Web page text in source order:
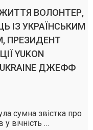
ЖИТТЯ ВОЛОНТЕР,
ІЗ УКРАЇНСЬКИМ
ПРЕЗИДЕНТ
YUKON
UKRAINE ДЖЕФФ
сумна звістка про
вічність …